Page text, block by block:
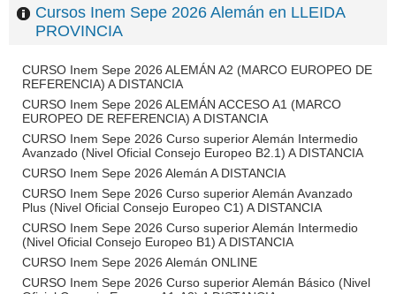
Cursos Inem Sepe 2026 Alemán en LLEIDA
PROVINCIA
CURSO Inem Sepe 2026 ALEMÁN A2 (MARCO EUROPEO DE
REFERENCIA) A DISTANCIA
CURSO Inem Sepe 2026 ALEMÁN ACCESO A1 (MARCO
EUROPEO DE REFERENCIA) A DISTANCIA
CURSO Inem Sepe 2026 Curso superior Alemán Intermedio
Avanzado (Nivel Oficial Consejo Europeo B2.1) A DISTANCIA
CURSO Inem Sepe 2026 Alemán A DISTANCIA
CURSO Inem Sepe 2026 Curso superior Alemán Avanzado
Plus (Nivel Oficial Consejo Europeo C1) A DISTANCIA
CURSO Inem Sepe 2026 Curso superior Alemán Intermedio
(Nivel Oficial Consejo Europeo B1) A DISTANCIA
CURSO Inem Sepe 2026 Alemán ONLINE
CURSO Inem Sepe 2026 Curso superior Alemán Básico (Nivel